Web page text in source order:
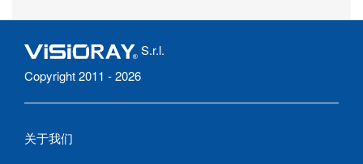
S.r.l.
Copyright 2011 - 2026
关于我们